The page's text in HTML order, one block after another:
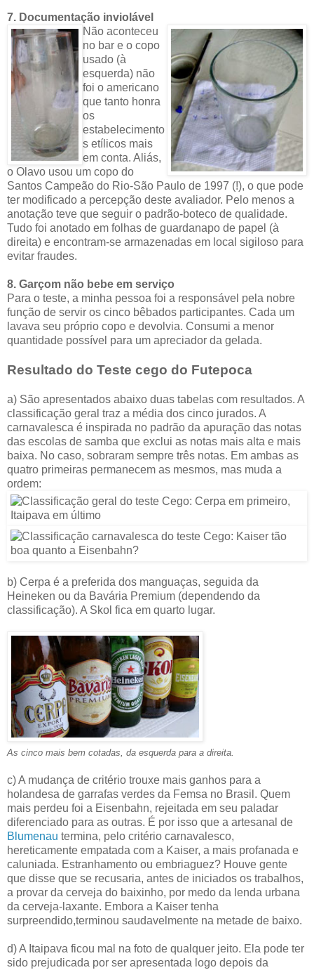
7. Documentação inviolável
Não aconteceu
no bar e o copo
usado (à
esquerda) não
foi o americano
que tanto honra
os
estabelecimento
s etílicos mais
em conta. Aliás,
o Olavo usou um copo do
Santos Campeão do Rio-São Paulo de 1997 (!), o que pode
ter modificado a percepção deste avaliador. Pelo menos a
anotação teve que seguir o padrão-boteco de qualidade.
Tudo foi anotado em folhas de guardanapo de papel (à
direita) e encontram-se armazenadas em local sigiloso para
evitar fraudes.
8. Garçom não bebe em serviço
Para o teste, a minha pessoa foi a responsável pela nobre
função de servir os cinco bêbados participantes. Cada um
lavava seu próprio copo e devolvia. Consumi a menor
quantidade possível para um apreciador da gelada.
Resultado do Teste cego do Futepoca
a) São apresentados abaixo duas tabelas com resultados. A
classificação geral traz a média dos cinco jurados. A
carnavalesca é inspirada no padrão da apuração das notas
das escolas de samba que exclui as notas mais alta e mais
baixa. No caso, sobraram sempre três notas. Em ambas as
quatro primeiras permanecem as mesmos, mas muda a
ordem:
b) Cerpa é a preferida dos manguaças, seguida da
Heineken ou da Bavária Premium (dependendo da
classificação). A Skol fica em quarto lugar.
As cinco mais bem cotadas, da esquerda para a direita.
c) A mudança de critério trouxe mais ganhos para a
holandesa de garrafas verdes da Femsa no Brasil. Quem
mais perdeu foi a Eisenbahn, rejeitada em seu paladar
diferenciado para as outras. É por isso que a artesanal de
Blumenau termina, pelo critério carnavalesco,
hereticamente empatada com a Kaiser, a mais profanada e
caluniada. Estranhamento ou embriaguez? Houve gente
que disse que se recusaria, antes de iniciados os trabalhos,
a provar da cerveja do baixinho, por medo da lenda urbana
da cerveja-laxante. Embora a Kaiser tenha
surpreendido,terminou saudavelmente na metade de baixo.
d) A Itaipava ficou mal na foto de qualquer jeito. Ela pode ter
sido prejudicada por ser apresentada logo depois da